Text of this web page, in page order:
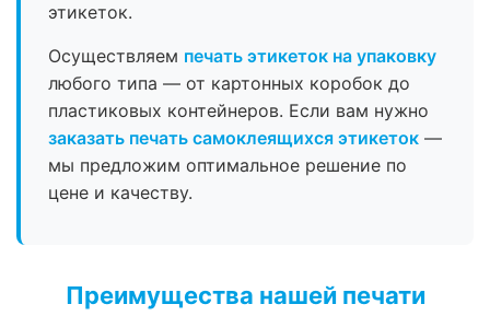
этикеток.
Осуществляем печать этикеток на упаковку
любого типа — от картонных коробок до
пластиковых контейнеров. Если вам нужно
заказать печать самоклеящихся этикеток —
мы предложим оптимальное решение по
цене и качеству.
Преимущества нашей печати